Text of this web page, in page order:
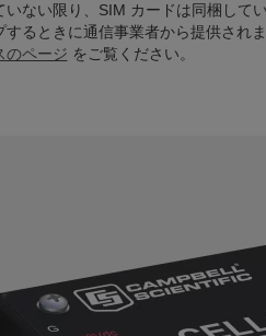
いない限り、SIM カードは同梱して
するときに通信事業者から提供され
のページ をご覧ください。